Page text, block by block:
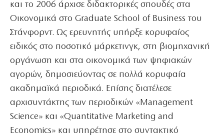
και το 2006 άρχισε διδακτορικές σπουδές στα
Οικονομικά στο Graduate School of Business του
Στάνφορντ. Ως ερευνητής υπήρξε κορυφαίος
ειδικός στο ποσοτικό μάρκετινγκ, στη βιομηχανική
οργάνωση και στα οικονομικά των ψηφιακών
αγορών, δημοσιεύοντας σε πολλά κορυφαία
ακαδημαϊκά περιοδικά. Επίσης διατέλεσε
αρχισυντάκτης των περιοδικών «Management
Science» και «Quantitative Marketing and
Economics» και υπηρέτησε στο συντακτικό